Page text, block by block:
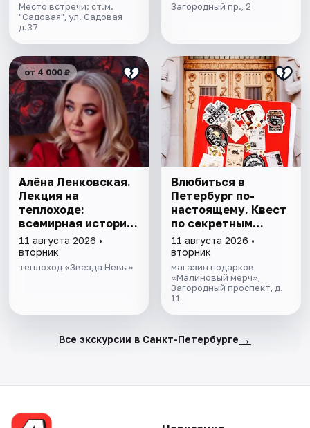
Место встречи: ст.м.
"Садовая", ул. Садовая
д.37
Загородный пр., 2
от 4 000 ₽
Алёна Ленковская.
Лекция на
теплоходе:
всемирная история
серийных убийств
11 августа 2026 •
вторник
теплоход «Звезда Невы»
Влюбиться в
Петербург по-
настоящему. Квест
по секретным
местам
11 августа 2026 •
вторник
магазин подарков
«Малиновый мерч»,
Загородный проспект, д.
11
Все экскурсии в Санкт-Петербурге →